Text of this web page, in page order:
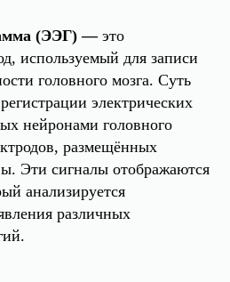
(ЭЭГ) —это
используемый для записи
головного мозга. Суть
электрических
нейронами головного
размещённых
Эти сигналы отображаются
анализируется
различных